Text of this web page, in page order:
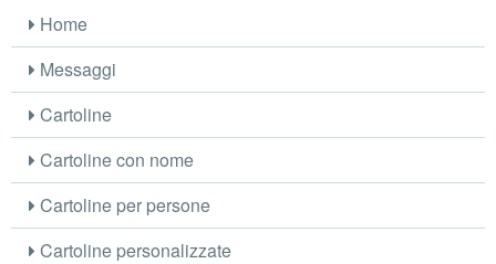
Home
Messaggi
Cartoline
Cartoline con nome
Cartoline per persone
Cartoline personalizzate